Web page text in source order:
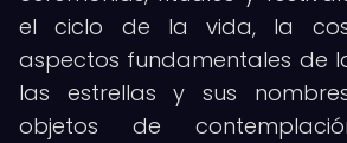
el ciclo de la vida, la
aspectos fundamentales de
las estrellas y sus
objetos de